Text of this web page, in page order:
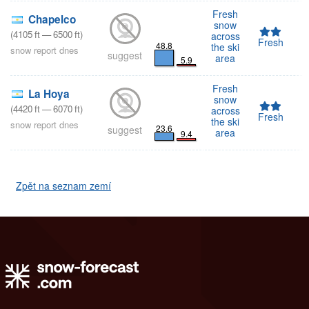
Chapelco
(4105ft—6500ft)
snow report dnes
suggest
48.8
5.9
Fresh
snow
across
the ski
area
Fresh
La Hoya
(4420ft—6070ft)
snow report dnes
suggest 23.6 9.4
Fresh
snow
across
the ski
area
Fresh
Zpět na seznam zemí